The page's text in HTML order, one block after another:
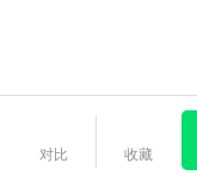
对比 收藏